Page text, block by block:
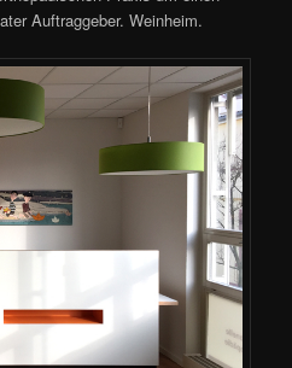
Auftraggeber. Weinheim.